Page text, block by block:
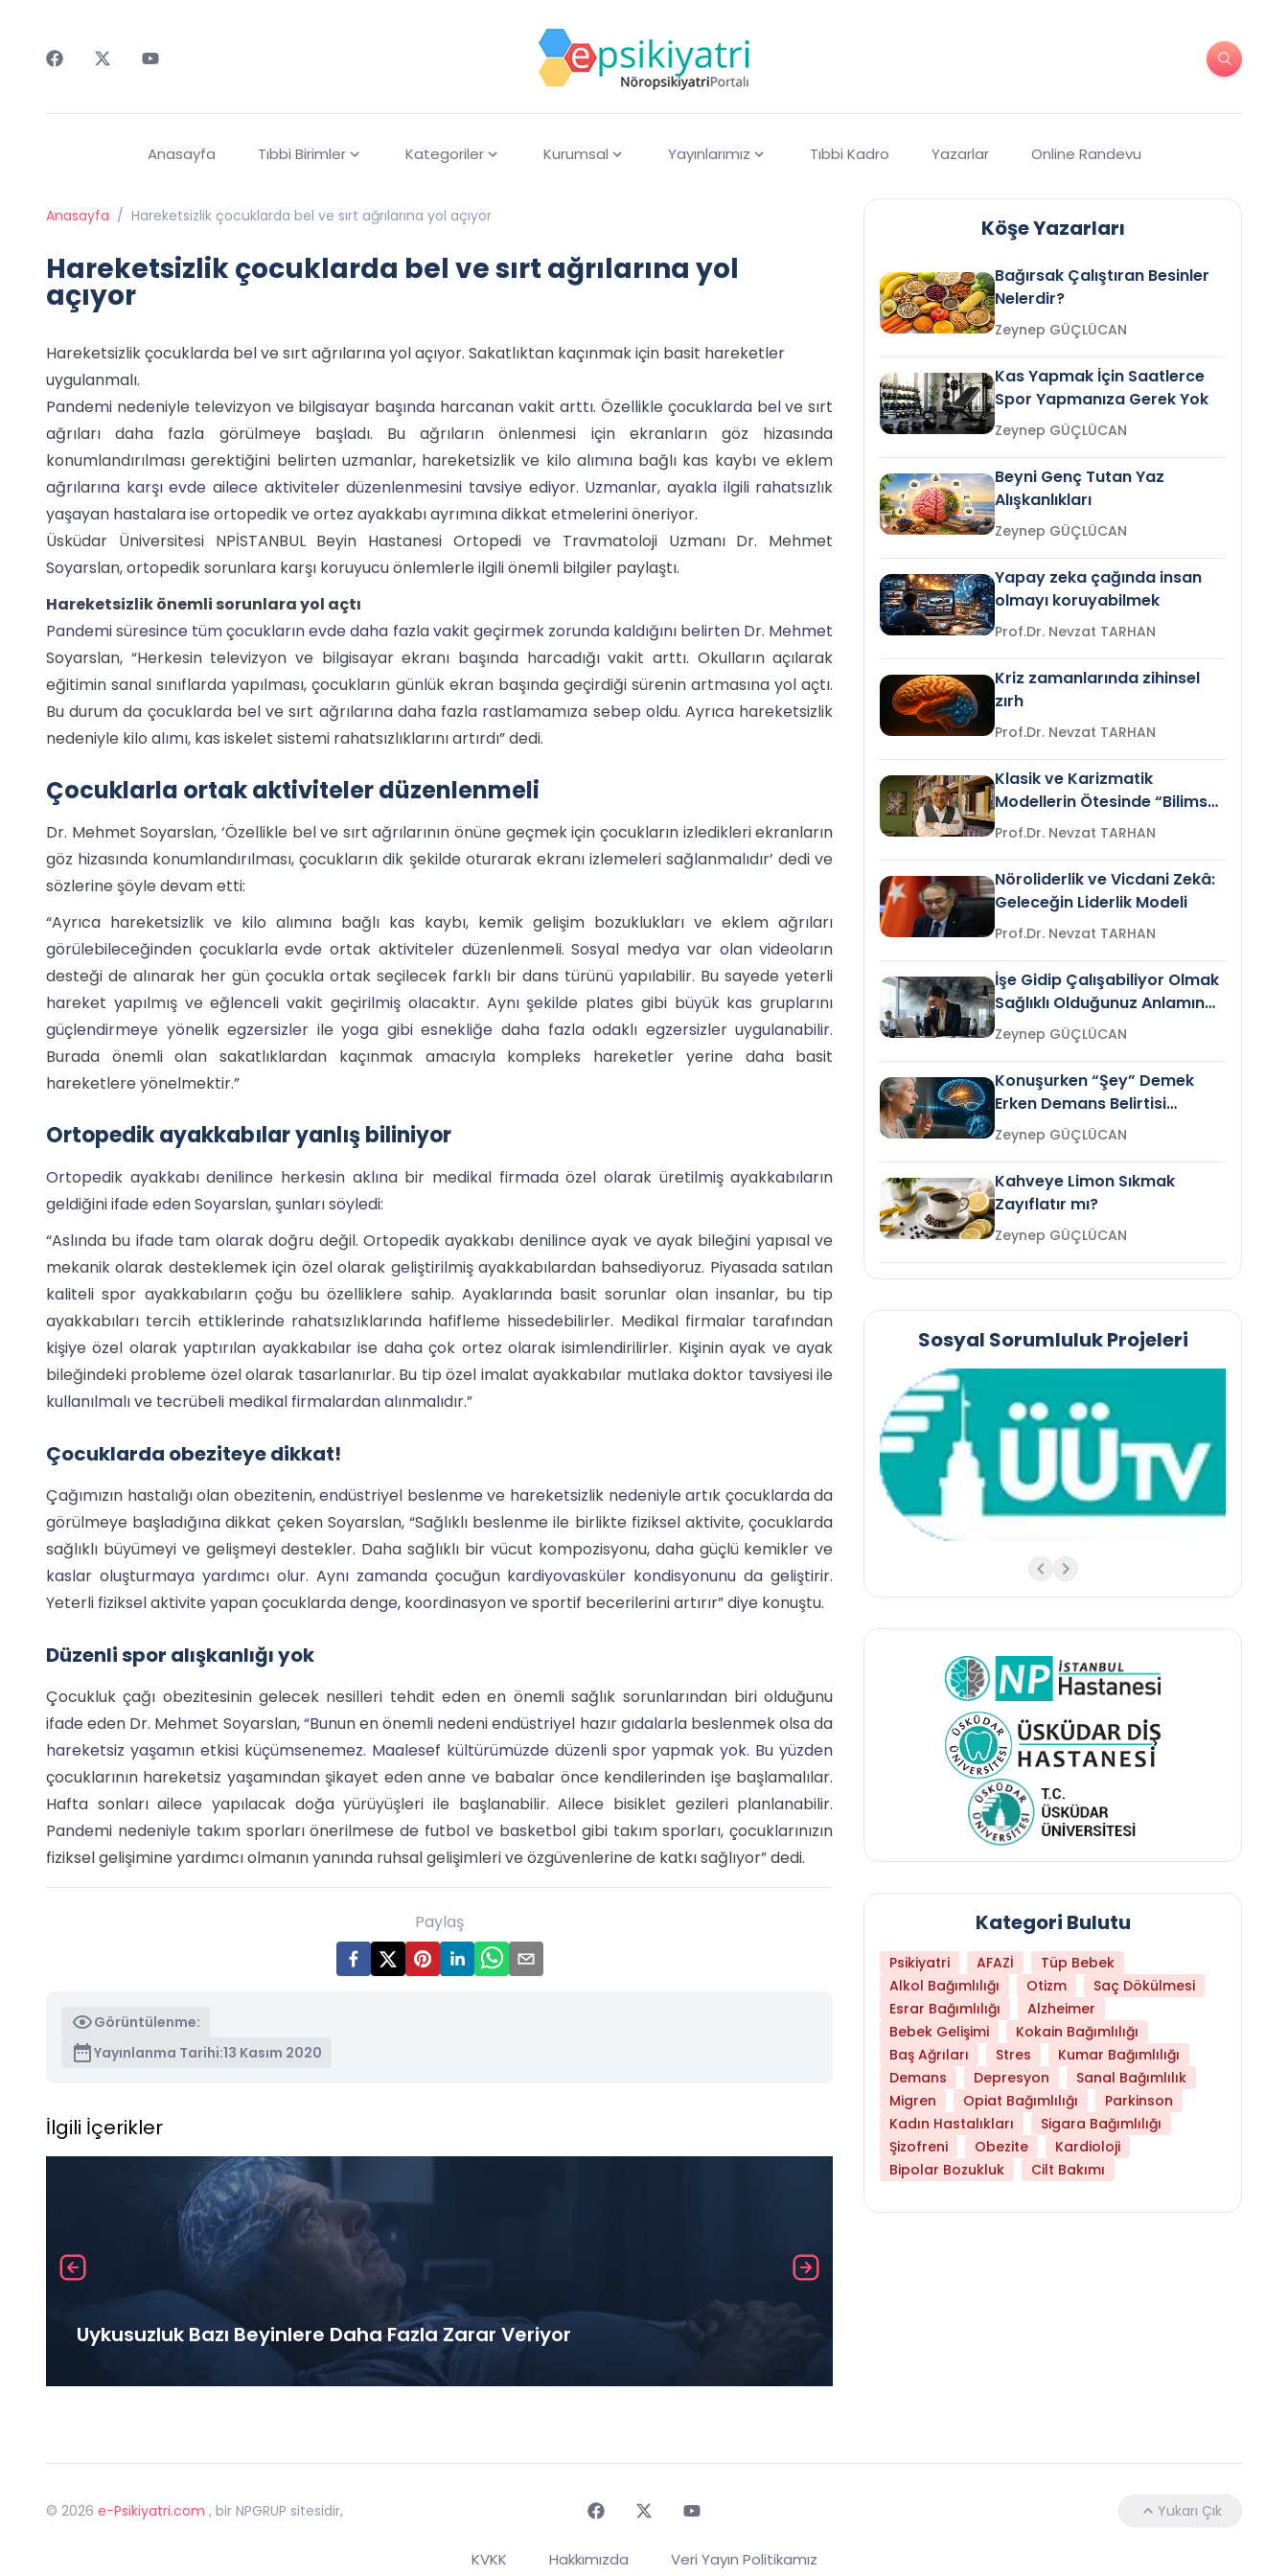
Anasayfa Tıbbi Birimler Kategoriler Kurumsal Yayınlarımız Tıbbi Kadro Yazarlar Online Randevu
Anasayfa / Hareketsizlik çocuklarda bel ve sırt ağrılarına yol açıyor
Hareketsizlik çocuklarda bel ve sırt ağrılarına yol
açıyor
Hareketsizlik çocuklarda bel ve sırt ağrılarına yol açıyor. Sakatlıktan kaçınmak için basit hareketler
uygulanmalı.
Pandemi nedeniyle televizyon ve bilgisayar başında harcanan vakit arttı. Özellikle çocuklarda bel ve sırt
ağrıları daha fazla görülmeye başladı. Bu ağrıların önlenmesi için ekranların göz hizasında
konumlandırılması gerektiğini belirten uzmanlar, hareketsizlik ve kilo alımına bağlı kas kaybı ve eklem
ağrılarına karşı evde ailece aktiviteler düzenlenmesini tavsiye ediyor. Uzmanlar, ayakla ilgili rahatsızlık
yaşayan hastalara ise ortopedik ve ortez ayakkabı ayrımına dikkat etmelerini öneriyor.
Üsküdar Üniversitesi NPİSTANBUL Beyin Hastanesi Ortopedi ve Travmatoloji Uzmanı Dr. Mehmet
Soyarslan, ortopedik sorunlara karşı koruyucu önlemlerle ilgili önemli bilgiler paylaştı.
Hareketsizlik önemli sorunlara yol açtı
Pandemi süresince tüm çocukların evde daha fazla vakit geçirmek zorunda kaldığını belirten Dr. Mehmet
Soyarslan, “Herkesin televizyon ve bilgisayar ekranı başında harcadığı vakit arttı. Okulların açılarak
eğitimin sanal sınıflarda yapılması, çocukların günlük ekran başında geçirdiği sürenin artmasına yol açtı.
Bu durum da çocuklarda bel ve sırt ağrılarına daha fazla rastlamamıza sebep oldu. Ayrıca hareketsizlik
nedeniyle kilo alımı, kas iskelet sistemi rahatsızlıklarını artırdı” dedi.
Çocuklarla ortak aktiviteler düzenlenmeli
Dr. Mehmet Soyarslan, ‘Özellikle bel ve sırt ağrılarının önüne geçmek için çocukların izledikleri ekranların
göz hizasında konumlandırılması, çocukların dik şekilde oturarak ekranı izlemeleri sağlanmalıdır’ dedi ve
sözlerine şöyle devam etti:
“Ayrıca hareketsizlik ve kilo alımına bağlı kas kaybı, kemik gelişim bozuklukları ve eklem ağrıları
görülebileceğinden çocuklarla evde ortak aktiviteler düzenlenmeli. Sosyal medya var olan videoların
desteği de alınarak her gün çocukla ortak seçilecek farklı bir dans türünü yapılabilir. Bu sayede yeterli
hareket yapılmış ve eğlenceli vakit geçirilmiş olacaktır. Aynı şekilde plates gibi büyük kas gruplarını
güçlendirmeye yönelik egzersizler ile yoga gibi esnekliğe daha fazla odaklı egzersizler uygulanabilir.
Burada önemli olan sakatlıklardan kaçınmak amacıyla kompleks hareketler yerine daha basit
hareketlere yönelmektir.”
Ortopedik ayakkabılar yanlış biliniyor
Ortopedik ayakkabı denilince herkesin aklına bir medikal firmada özel olarak üretilmiş ayakkabıların
geldiğini ifade eden Soyarslan, şunları söyledi:
“Aslında bu ifade tam olarak doğru değil. Ortopedik ayakkabı denilince ayak ve ayak bileğini yapısal ve
mekanik olarak desteklemek için özel olarak geliştirilmiş ayakkabılardan bahsediyoruz. Piyasada satılan
kaliteli spor ayakkabıların çoğu bu özelliklere sahip. Ayaklarında basit sorunlar olan insanlar, bu tip
ayakkabıları tercih ettiklerinde rahatsızlıklarında hafifleme hissedebilirler. Medikal firmalar tarafından
kişiye özel olarak yaptırılan ayakkabılar ise daha çok ortez olarak isimlendirilirler. Kişinin ayak ve ayak
bileğindeki probleme özel olarak tasarlanırlar. Bu tip özel imalat ayakkabılar mutlaka doktor tavsiyesi ile
kullanılmalı ve tecrübeli medikal firmalardan alınmalıdır.”
Çocuklarda obeziteye dikkat!
Çağımızın hastalığı olan obezitenin, endüstriyel beslenme ve hareketsizlik nedeniyle artık çocuklarda da
görülmeye başladığına dikkat çeken Soyarslan, “Sağlıklı beslenme ile birlikte fiziksel aktivite, çocuklarda
sağlıklı büyümeyi ve gelişmeyi destekler. Daha sağlıklı bir vücut kompozisyonu, daha güçlü kemikler ve
kaslar oluşturmaya yardımcı olur. Aynı zamanda çocuğun kardiyovasküler kondisyonunu da geliştirir.
Yeterli fiziksel aktivite yapan çocuklarda denge, koordinasyon ve sportif becerilerini artırır” diye konuştu.
Düzenli spor alışkanlığı yok
Çocukluk çağı obezitesinin gelecek nesilleri tehdit eden en önemli sağlık sorunlarından biri olduğunu
ifade eden Dr. Mehmet Soyarslan, “Bunun en önemli nedeni endüstriyel hazır gıdalarla beslenmek olsa da
hareketsiz yaşamın etkisi küçümsenemez. Maalesef kültürümüzde düzenli spor yapmak yok. Bu yüzden
çocuklarının hareketsiz yaşamından şikayet eden anne ve babalar önce kendilerinden işe başlamalılar.
Hafta sonları ailece yapılacak doğa yürüyüşleri ile başlanabilir. Ailece bisiklet gezileri planlanabilir.
Pandemi nedeniyle takım sporları önerilmese de futbol ve basketbol gibi takım sporları, çocuklarınızın
fiziksel gelişimine yardımcı olmanın yanında ruhsal gelişimleri ve özgüvenlerine de katkı sağlıyor” dedi.
Paylaş
Görüntülenme:
Yayınlanma Tarihi:13 Kasım 2020
İlgili İçerikler
Uykusuzluk Bazı Beyinlere Daha Fazla Zarar Veriyor
Köşe Yazarları
Bağırsak Çalıştıran Besinler
Nelerdir?
Zeynep GÜÇLÜCAN
Kas Yapmak İçin Saatlerce
Spor Yapmanıza Gerek Yok
Zeynep GÜÇLÜCAN
Beyni Genç Tutan Yaz
Alışkanlıkları
Zeynep GÜÇLÜCAN
Yapay zeka çağında insan
olmayı koruyabilmek
Prof.Dr. Nevzat TARHAN
Kriz zamanlarında zihinsel
zırh
Prof.Dr. Nevzat TARHAN
Klasik ve Karizmatik
Modellerin Ötesinde “Bilimsel
Liderlik”
Prof.Dr. Nevzat TARHAN
Nöroliderlik ve Vicdani Zekâ:
Geleceğin Liderlik Modeli
Prof.Dr. Nevzat TARHAN
İşe Gidip Çalışabiliyor Olmak
Sağlıklı Olduğunuz Anlamına
Gelir mi?Zeynep GÜÇLÜCAN
Konuşurken “Şey” Demek
Erken Demans Belirtisi
Olabilir mi?Zeynep GÜÇLÜCAN
Kahveye Limon Sıkmak
Zayıflatır mı?
Zeynep GÜÇLÜCAN
Sosyal Sorumluluk Projeleri
Kategori Bulutu
Psikiyatri AFAZİ
Tüp Bebek
Alkol Bağımlılığı
Otizm
Saç Dökülmesi
Esrar Bağımlılığı
Alzheimer
Bebek Gelişimi
Kokain Bağımlılığı
Baş Ağrıları
Stres
Kumar Bağımlılığı
Demans
Depresyon
Sanal Bağımlılık
Migren
Opiat Bağımlılığı
Parkinson
Kadın Hastalıkları
Sigara Bağımlılığı
Şizofreni
Obezite
Kardioloji
Bipolar Bozukluk
Cilt Bakımı
© 2026 e-Psikiyatri.com , bir NPGRUP sitesidir, Yukarı Çık
KVKK Hakkımızda Veri Yayın Politikamız